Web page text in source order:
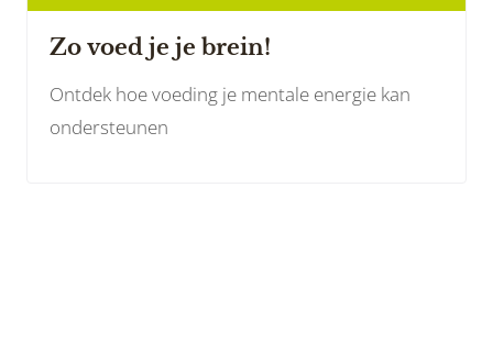
Zo voed je je brein!
Ontdek hoe voeding je mentale energie kan
ondersteunen